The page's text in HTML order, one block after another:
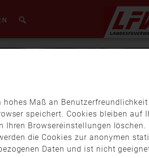
Maß an
speichert. Cookies bleiben auf
Browsereinstellungen löschen.
die Cookies zur anonymen
Daten und ist nicht